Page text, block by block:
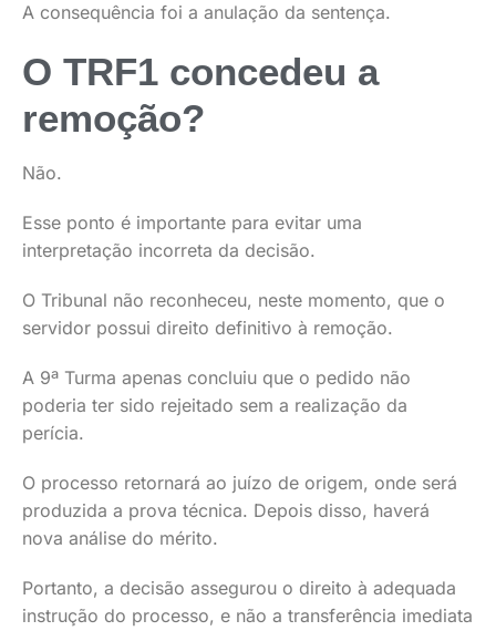
A consequência foi a anulação da sentença.
O TRF1 concedeu a
remoção?
Não.
Esse ponto é importante para evitar uma
interpretação incorreta da decisão.
O Tribunal não reconheceu, neste momento, que o
servidor possui direito definitivo à remoção.
A 9ª Turma apenas concluiu que o pedido não
poderia ter sido rejeitado sem a realização da
perícia.
O processo retornará ao juízo de origem, onde será
produzida a prova técnica. Depois disso, haverá
nova análise do mérito.
Portanto, a decisão assegurou o direito à adequada
instrução do processo, e não a transferência imediata